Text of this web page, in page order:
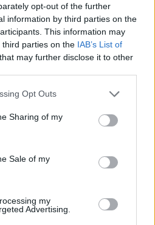
opt-out of the further
information by third parties on the
This information may
parties on the IAB’s List of
that may further disclose it to other
Opt Outs
Sharing of my
Sale of my
my
Advertising.